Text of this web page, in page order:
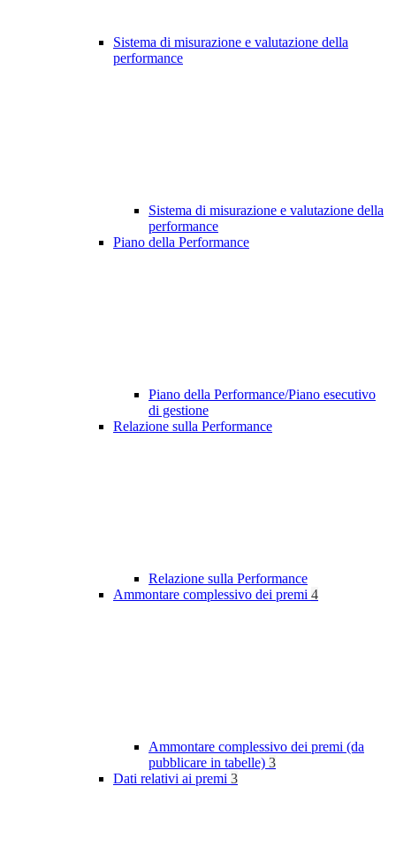
Sistema di misurazione e valutazione della
performance
Sistema di misurazione e valutazione della
performance
Piano della Performance
Piano della Performance/Piano esecutivo
di gestione
Relazione sulla Performance
Relazione sulla Performance
Ammontare complessivo dei premi 4
Ammontare complessivo dei premi (da
pubblicare in tabelle) 3
Dati relativi ai premi 3